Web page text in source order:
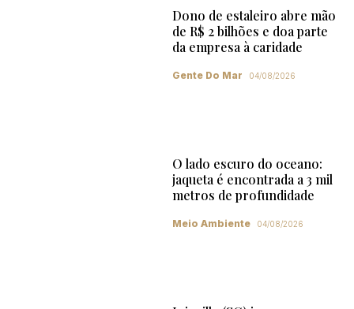
Dono de estaleiro abre mão
de R$ 2 bilhões e doa parte
da empresa à caridade
Gente Do Mar 04/08/2026
O lado escuro do oceano:
jaqueta é encontrada a 3 mil
metros de profundidade
Meio Ambiente 04/08/2026